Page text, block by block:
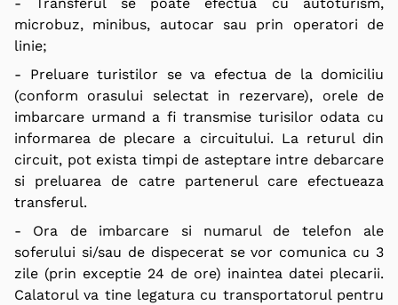
microbuz, minibus, autocar sau prin operatori de
linie;
- Preluare turistilor se va efectua de la domiciliu
(conform orasului selectat in rezervare), orele de
imbarcare urmand a fi transmise turisilor odata cu
informarea de plecare a circuitului. La returul din
circuit, pot exista timpi de asteptare intre debarcare
si preluarea de catre partenerul care efectueaza
transferul.
- Ora de imbarcare si numarul de telefon ale
soferului si/sau de dispecerat se vor comunica cu 3
zile (prin exceptie 24 de ore) inaintea datei plecarii.
Calatorul va tine legatura cu transportatorul pentru